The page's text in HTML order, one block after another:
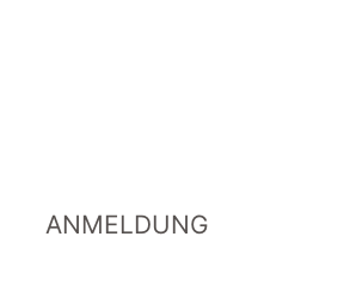
ANMELDUNG